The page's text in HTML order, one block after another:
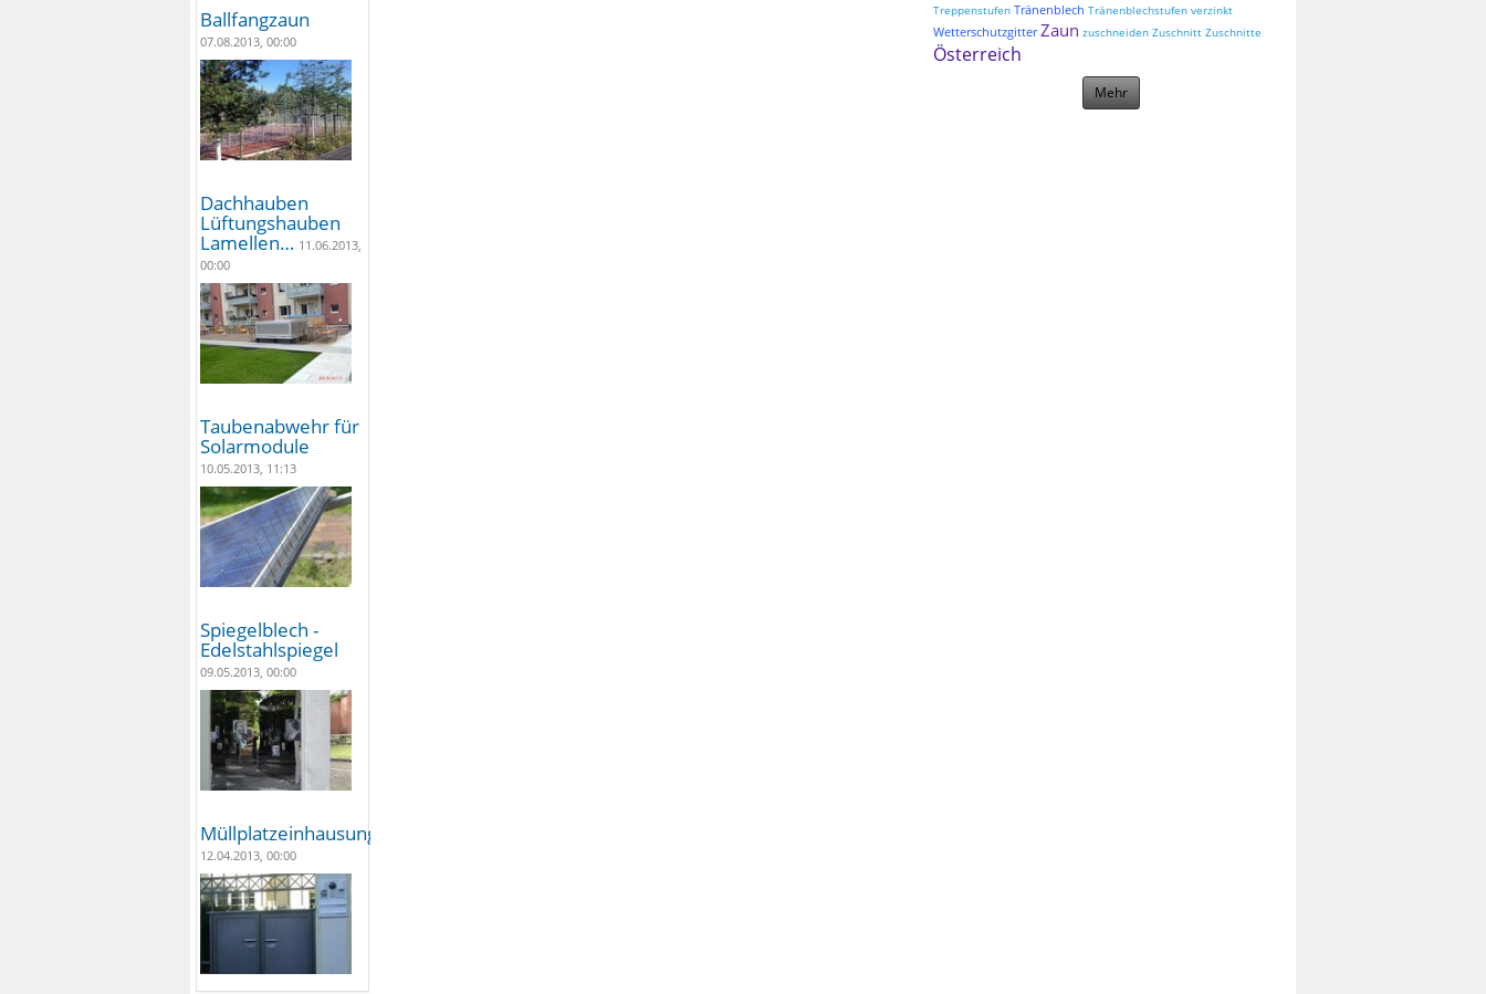
Ballfangzaun
07.08.2013, 00:00
Dachhauben
Lüftungshauben
Lamellen… 11.06.2013,
00:00
Taubenabwehr für
Solarmodule
10.05.2013, 11:13
Spiegelblech -
Edelstahlspiegel
09.05.2013, 00:00
Müllplatzeinhausungen
12.04.2013, 00:00
Treppenstufen Tränenblech Tränenblechstufen verzinkt
Wetterschutzgitter Zaun zuschneiden Zuschnitt Zuschnitte
Österreich
Mehr